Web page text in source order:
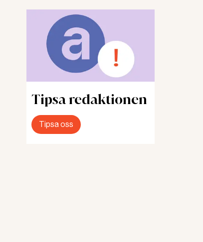
Tipsa redaktionen
Tipsa oss